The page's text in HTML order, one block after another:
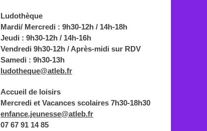
Ludothèque
Mardi/ Mercredi : 9h30-12h / 14h-18h
Jeudi : 9h30-12h / 14h-16h
Vendredi 9h30-12h / Après-midi sur RDV
Samedi : 9h30-13h
ludotheque@atleb.fr
Accueil de loisirs
Mercredi et Vacances scolaires 7h30-18h30
enfance.jeunesse@atleb.fr
07 67 91 14 85